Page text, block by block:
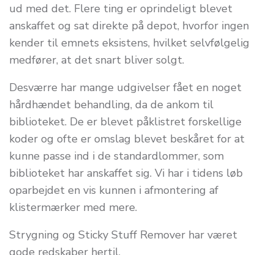
ud med det. Flere ting er oprindeligt blevet
anskaffet og sat direkte på depot, hvorfor ingen
kender til emnets eksistens, hvilket selvfølgelig
medfører, at det snart bliver solgt.
Desværre har mange udgivelser fået en noget
hårdhændet behandling, da de ankom til
biblioteket. De er blevet påklistret forskellige
koder og ofte er omslag blevet beskåret for at
kunne passe ind i de standardlommer, som
biblioteket har anskaffet sig. Vi har i tidens løb
oparbejdet en vis kunnen i afmontering af
klistermærker med mere.
Strygning og Sticky Stuff Remover har været
gode redskaber hertil.